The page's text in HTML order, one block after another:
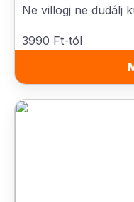
Ne villogj ne dudálj
3990 Ft-tól